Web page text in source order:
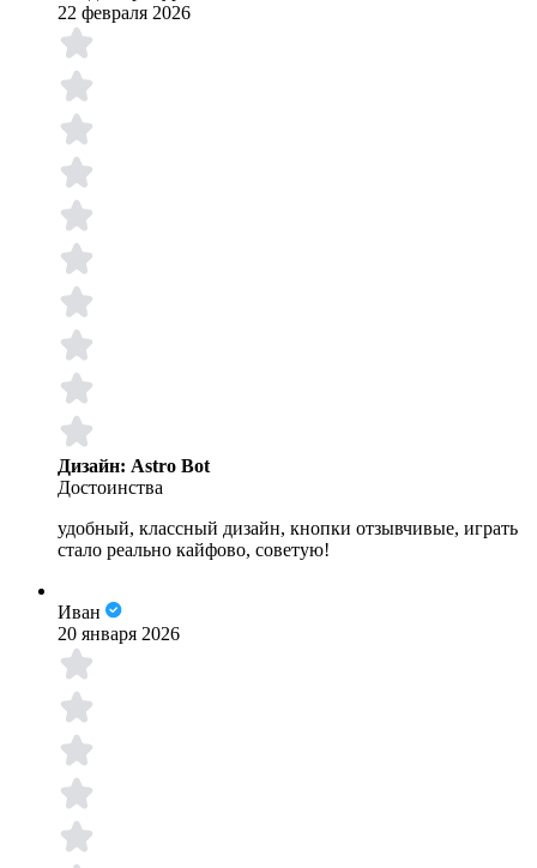
22 февраля 2026
Дизайн: Astro Bot
Достоинства
удобный, классный дизайн, кнопки отзывчивые, играть
стало реально кайфово, советую!
Иван
20 января 2026